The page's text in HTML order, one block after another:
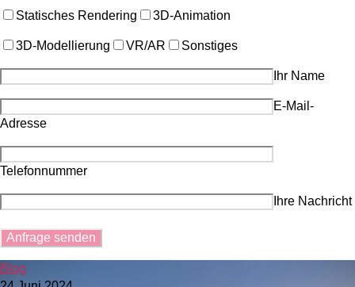
Statisches Rendering 3D-Animation
3D-Modellierung VR/AR Sonstiges
Ihr Name
E-Mail-
Adresse
Telefonnummer
Ihre Nachricht
Blog